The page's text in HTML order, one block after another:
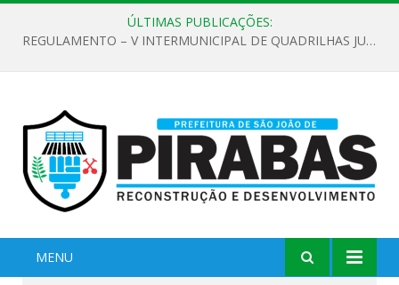
ÚLTIMAS PUBLICAÇÕES:
REGULAMENTO – V INTERMUNICIPAL DE QUADRILHAS JUNINAS 2026
MENU